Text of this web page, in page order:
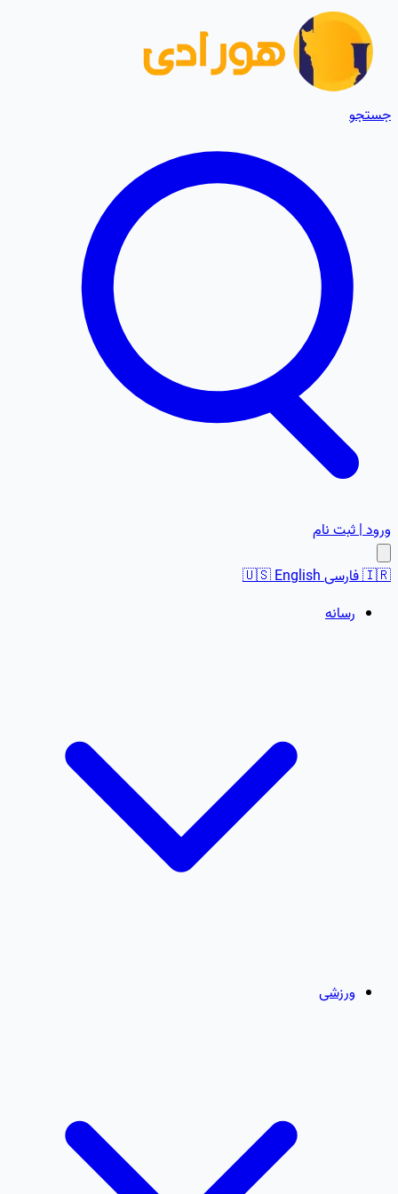
جستجو
ورود | ثبت نام
🇮🇷فارسی 🇺🇸English
رسانه
ورزشی